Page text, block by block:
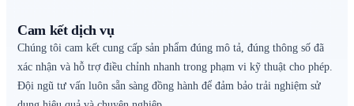
Cam kết dịch vụ
Chúng tôi cam kết cung cấp sản phẩm đúng mô tả, đúng thông số đã
xác nhận và hỗ trợ điều chỉnh nhanh trong phạm vi kỹ thuật cho phép.
Đội ngũ tư vấn luôn sẵn sàng đồng hành để đảm bảo trải nghiệm sử